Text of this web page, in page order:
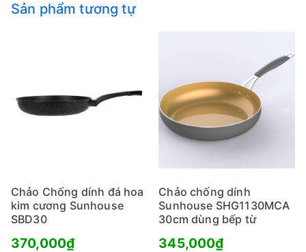
Sản phẩm tương tự
Chảo Chống dính đá hoa
kim cương Sunhouse
SBD30
370,000₫
Chảo chống dính
Sunhouse SHG1130MCA
30cm dùng bếp từ
345,000₫